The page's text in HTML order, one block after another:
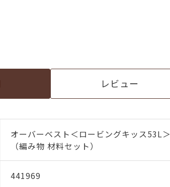
レビュー
オーバーベスト＜ロービングキッス53L＞
（編み物 材料セット）
441969